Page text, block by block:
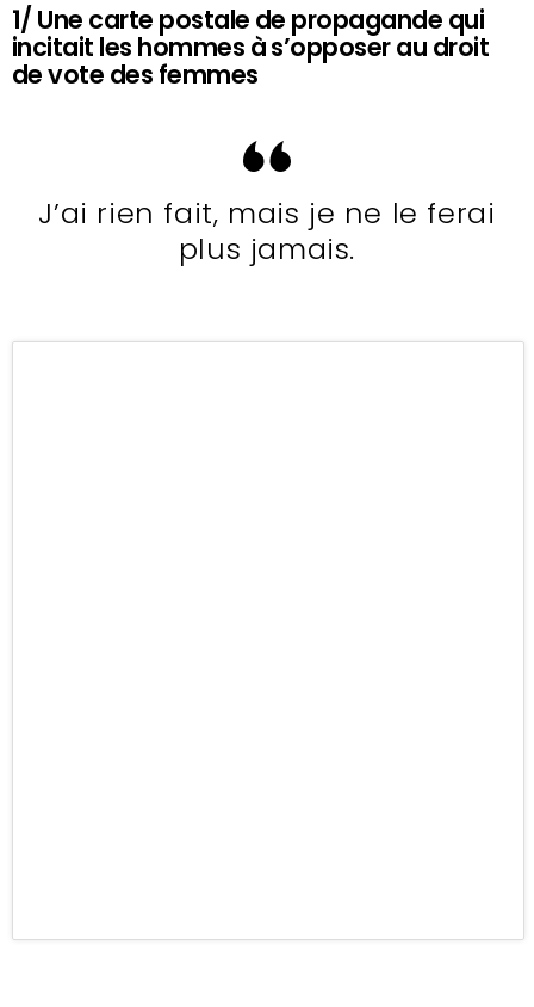
1/ Une carte postale de propagande qui
incitait les hommes à s’opposer au droit
de vote des femmes
J’ai rien fait, mais je ne le ferai
plus jamais.